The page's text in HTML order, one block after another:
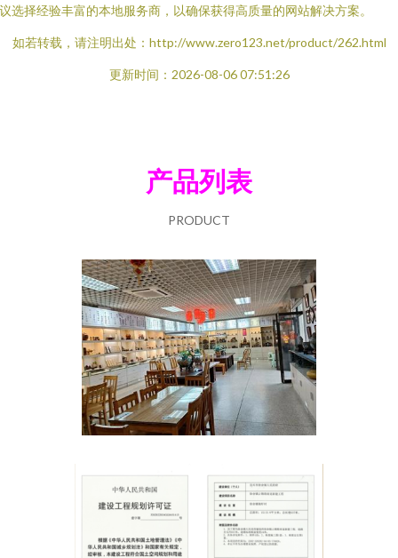
选择经验丰富的本地服务商，以确保获得高质量的网站解决方案。
如若转载，请注明出处：http://www.zero123.net/product/262.html
更新时间：2026-08-06 07:51:26
产品列表
PRODUCT